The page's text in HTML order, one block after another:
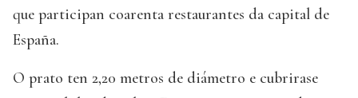
que participan coarenta restaurantes da capital de
España.
O prato ten 2,20 metros de diámetro e cubrirase